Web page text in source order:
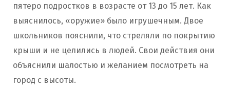
пятеро подростков в возрасте от 13 до 15 лет. Как
выяснилось, «оружие» было игрушечным. Двое
школьников пояснили, что стреляли по покрытию
крыши и не целились в людей. Свои действия они
объяснили шалостью и желанием посмотреть на
город с высоты.